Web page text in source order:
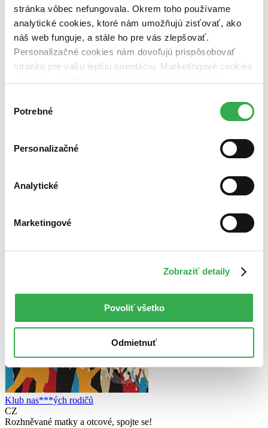
stránka vôbec nefungovala. Okrem toho používame
analytické cookies, ktoré nám umožňujú zisťovať, ako
náš web funguje, a stále ho pre vás zlepšovať.
Personalizačné cookies nám dovoľujú prispôsobovať
stránku pre vašu lepšiu orientáciu. Marketingové cookies
nám pomohlo, keby sme mohli používať všetky tieto
súhlasu
Potrebné
Personalizačné
Analytické
Marketingové
Zobraziť detaily
Povoliť všetko
Odmietnuť
Zoradiť
Bestsellery
Najlacnejšie
Použité filtre
Klub nas***ých rodičů
CZ
Rozhněvané matky a otcové, spojte se!